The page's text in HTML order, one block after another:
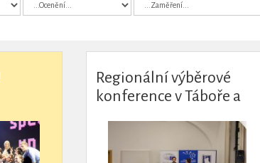
Regionální výběrové
konference v Táboře a